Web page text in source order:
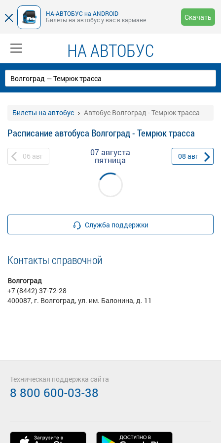
НА-АВТОБУС на ANDROID
Билеты на автобус у вас в кармане
Скачать
НА АВТОБУС
Билеты на автобус Автобус Волгоград - Темрюк трасса
Расписание автобуса Волгоград - Темрюк трасса
06 авг 07 августа
пятница 08 авг
Служба поддержки
Контакты справочной
Волгоград
+7 (8442) 37-72-28
400087, г. Волгоград, ул. им. Балонина, д. 11
Техническая поддержка сайта
8 800 600-03-38